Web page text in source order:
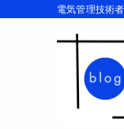
電気管理技術